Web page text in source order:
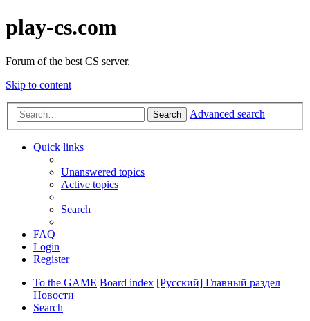
play-cs.com
Forum of the best CS server.
Skip to content
Search Advanced search
Quick links
Unanswered topics
Active topics
Search
FAQ
Login
Register
To the GAME Board index [Русский] Главный раздел
Новости
Search